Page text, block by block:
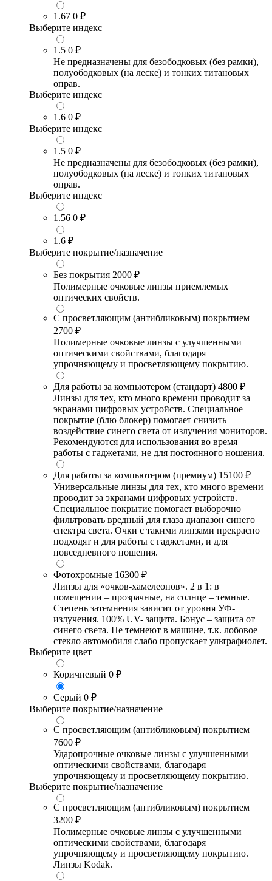
1.67 0 ₽
Выберите индекс
1.5 0 ₽
Не предназначены для безободковых (без рамки),
полуободковых (на леске) и тонких титановых
оправ.
Выберите индекс
1.6 0 ₽
Выберите индекс
1.5 0 ₽
Не предназначены для безободковых (без рамки),
полуободковых (на леске) и тонких титановых
оправ.
Выберите индекс
1.56 0 ₽
1.6 ₽
Выберите покрытие/назначение
Без покрытия 2000 ₽
Полимерные очковые линзы приемлемых
оптических свойств.
С просветляющим (антибликовым) покрытием
2700 ₽
Полимерные очковые линзы с улучшенными
оптическими свойствами, благодаря
упрочняющему и просветляющему покрытию.
Для работы за компьютером (стандарт) 4800 ₽
Линзы для тех, кто много времени проводит за
экранами цифровых устройств. Специальное
покрытие (блю блокер) помогает снизить
воздействие синего света от излучения мониторов.
Рекомендуются для использования во время
работы с гаджетами, не для постоянного ношения.
Для работы за компьютером (премиум) 15100 ₽
Универсальные линзы для тех, кто много времени
проводит за экранами цифровых устройств.
Специальное покрытие помогает выборочно
фильтровать вредный для глаза диапазон синего
спектра света. Очки с такими линзами прекрасно
подходят и для работы с гаджетами, и для
повседневного ношения.
Фотохромные 16300 ₽
Линзы для «очков-хамелеонов». 2 в 1: в
помещении – прозрачные, на солнце – темные.
Степень затемнения зависит от уровня УФ-
излучения. 100% UV- защита. Бонус – защита от
синего света. Не темнеют в машине, т.к. лобовое
стекло автомобиля слабо пропускает ультрафиолет.
Выберите цвет
Коричневый 0 ₽
Серый 0 ₽
Выберите покрытие/назначение
С просветляющим (антибликовым) покрытием
7600 ₽
Ударопрочные очковые линзы с улучшенными
оптическими свойствами, благодаря
упрочняющему и просветляющему покрытию.
Выберите покрытие/назначение
С просветляющим (антибликовым) покрытием
3200 ₽
Полимерные очковые линзы с улучшенными
оптическими свойствами, благодаря
упрочняющему и просветляющему покрытию.
Линзы Kodak.